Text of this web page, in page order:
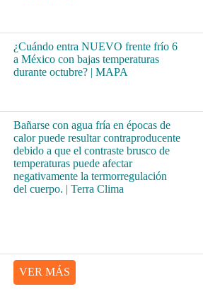
¿Cuándo entra NUEVO frente frío 6
a México con bajas temperaturas
durante octubre? | MAPA
Bañarse con agua fría en épocas de
calor puede resultar contraproducente
debido a que el contraste brusco de
temperaturas puede afectar
negativamente la termorregulación
del cuerpo. | Terra Clima
VER MÁS